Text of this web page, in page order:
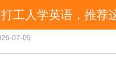
学英语，推荐这家十几
07-09